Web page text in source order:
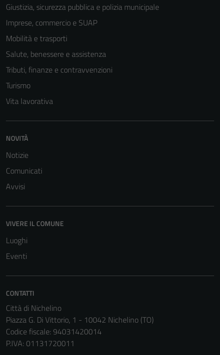
Giustizia, sicurezza pubblica e polizia municipale
Imprese, commercio e SUAP
Mobilità e trasporti
Salute, benessere e assistenza
Tributi, finanze e contravvenzioni
Turismo
Vita lavorativa
NOVITÀ
Notizie
Comunicati
Avvisi
VIVERE IL COMUNE
Luoghi
Eventi
CONTATTI
Città di Nichelino
Piazza G. Di Vittorio, 1 - 10042 Nichelino (TO)
Codice fiscale: 94031420014
P.IVA: 01131720011